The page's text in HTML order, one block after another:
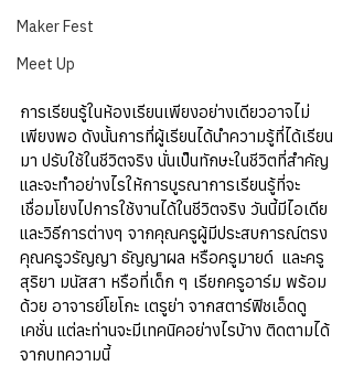
Maker Fest
Meet Up
การเรียนรู้ในห้องเรียนเพียงอย่างเดียวอาจไม่
เพียงพอ ดังนั้นการที่ผู้เรียนได้นำความรู้ที่ได้เรียน
มา ปรับใช้ในชีวิตจริง นั่นเป็นทักษะในชีวิตที่สำคัญ
และจะทำอย่างไรให้การบูรณาการเรียนรู้ที่จะ
เชื่อมโยงไปการใช้งานได้ในชีวิตจริง วันนี้มีไอเดีย
และวิธีการต่างๆ จากคุณครูผู้มีประสบการณ์ตรง
คุณครูวรัญญา ธัญญาผล หรือครูมายด์  และครู
สุริยา มนัสสา หรือที่เด็ก ๆ เรียกครูอาร์ม พร้อม
ด้วย อาจารย์โยโกะ เตรูย่า จากสตาร์ฟิชเอ็ดดู
เคชั่น แต่ละท่านจะมีเทคนิคอย่างไรบ้าง ติดตามได้
จากบทความนี้